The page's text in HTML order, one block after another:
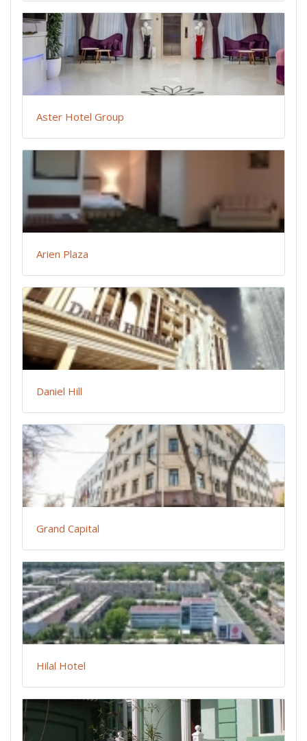
Aster Hotel Group
Arien Plaza
Daniel Hill
Grand Capital
Hilal Hotel